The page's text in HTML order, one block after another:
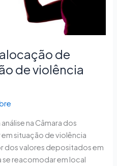
de
de violência
na Câmara dos
situação de violência
dos valores depositados em
reacomodar em local